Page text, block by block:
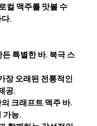
컬 맥주를 맛볼 수
.
든 특별한 바, 북극 스
장 오래된 전통적인
공.
크래프트 맥주 바,
가능.